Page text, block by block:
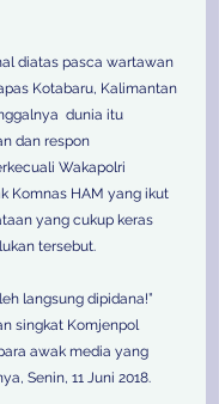
diatas pasca wartawan
Kotabaru, Kalimantan
dunia itu
dan respon
Wakapolri
Komnas HAM yang ikut
yang cukup keras
tersebut.
langsung dipidana!”
singkat Komjenpol
awak media yang
Senin, 11 Juni 2018.